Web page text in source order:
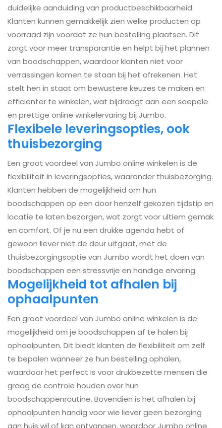
duidelijke aanduiding van productbeschikbaarheid.
Klanten kunnen gemakkelijk zien welke producten op
voorraad zijn voordat ze hun bestelling plaatsen. Dit
zorgt voor meer transparantie en helpt bij het plannen
van boodschappen, waardoor klanten niet voor
verrassingen komen te staan bij het afrekenen. Het
stelt hen in staat om bewustere keuzes te maken en
efficiënter te winkelen, wat bijdraagt aan een soepele
en prettige online winkelervaring bij Jumbo.
Flexibele leveringsopties, ook
thuisbezorging
Een groot voordeel van Jumbo online winkelen is de
flexibiliteit in leveringsopties, waaronder thuisbezorging.
Klanten hebben de mogelijkheid om hun
boodschappen op een door henzelf gekozen tijdstip en
locatie te laten bezorgen, wat zorgt voor ultiem gemak
en comfort. Of je nu een drukke agenda hebt of
gewoon liever niet de deur uitgaat, met de
thuisbezorgingsoptie van Jumbo wordt het doen van
boodschappen een stressvrije en handige ervaring.
Mogelijkheid tot afhalen bij
ophaalpunten
Een groot voordeel van Jumbo online winkelen is de
mogelijkheid om je boodschappen af te halen bij
ophaalpunten. Dit biedt klanten de flexibiliteit om zelf
te bepalen wanneer ze hun bestelling ophalen,
waardoor het perfect is voor drukbezette mensen die
graag de controle houden over hun
boodschappenroutine. Bovendien is het afhalen bij
ophaalpunten handig voor wie liever geen bezorging
aan huis wil of kan ontvangen, waardoor Jumbo online